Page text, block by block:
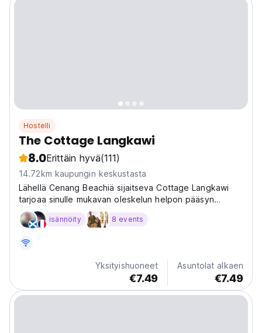
Hostelli
The Cottage Langkawi
8.0Erittäin hyvä(111)
14.72km kaupungin keskustasta
Lähellä Cenang Beachiä sijaitseva Cottage Langkawi
tarjoaa sinulle mukavan oleskelun helpon pääsyn
suosituille nähtävyyksille Langkawissa. Mahtava tilaisuus
nauttia kaupungista!
isännöity 8 events
Yksityishuoneet
€7.49
Asuntolat alkaen
€7.49